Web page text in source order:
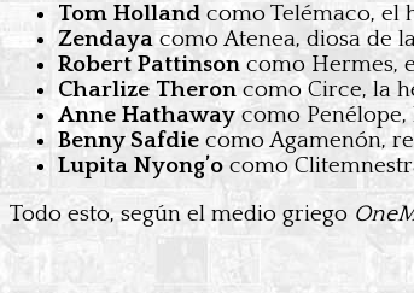
Tom Holland como Telémaco, el
Zendaya como Atenea, diosa de
Robert Pattinson como Hermes,
Charlize Theroncomo Circe, la
Anne Hathaway como Penélope,
Benny Safdie como Agamenón,
Lupita Nyong’o como
Todo esto, según el medio griego